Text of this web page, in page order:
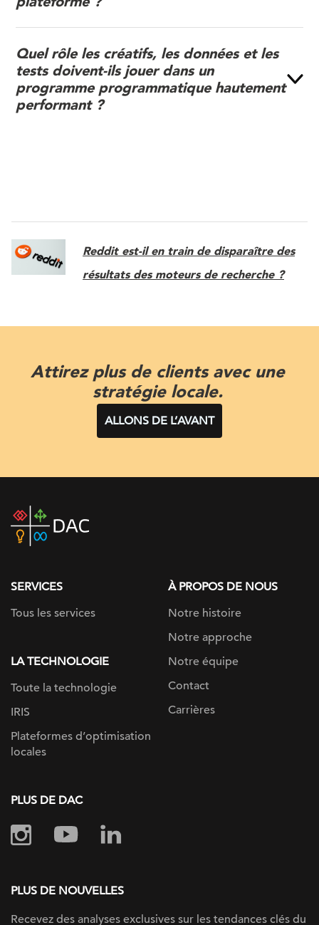
Quel rôle les créatifs, les données et les
tests doivent-ils jouer dans un
programme programmatique hautement
performant ?
Reddit est-il en train de disparaître des
résultats des moteurs de recherche ?
Attirez plus de clients avec une
stratégie locale.
ALLONS DE L’AVANT
DAC
home
SERVICES
Tous les services
LA TECHNOLOGIE
Toute la technologie
IRIS
Plateformes d’optimisation
locales
À PROPOS DE NOUS
Notre histoire
Notre approche
Notre équipe
Contact
Carrières
PLUS DE DAC
PLUS DE NOUVELLES
Recevez des analyses exclusives sur les tendances clés du